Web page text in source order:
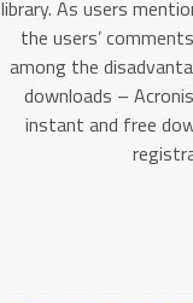
library. As users
the users’
among the
downloads –
instant and free